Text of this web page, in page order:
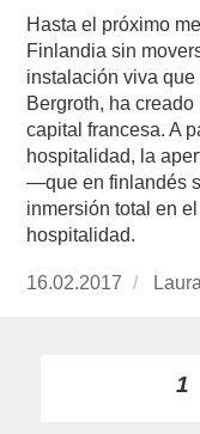
Hasta el próximo
Finlandia sin
instalación viva
Bergroth, ha
capital francesa. A
hospitalidad, la
—que en finlandés
inmersión total en
hospitalidad.
Publicado
16.02.2017
PÁGINA1